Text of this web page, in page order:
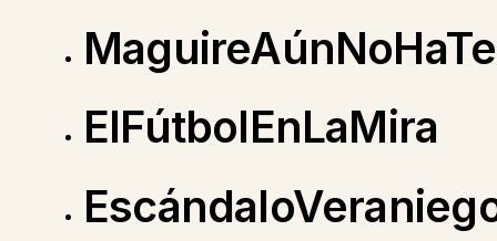
ElFútbolEnLaMira